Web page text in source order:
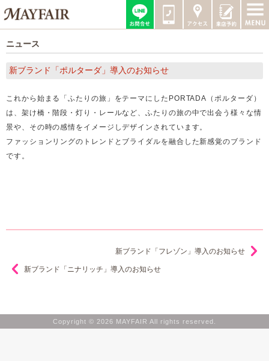
ニュース
新ブランド「ポルターダ」導入のお知らせ
これから始まる「ふたりの旅」をテーマにしたPORTADA（ポルターダ）
は、架け橋・階段・灯り・レールなど、ふたりの旅の中で出会う様々な情
景や、その時の感情をイメージしデザインされています。
ファッションリングのトレンドとブライダルを融合した新感覚のブランド
です。
新ブランド「フレゾン」導入のお知らせ
新ブランド「ニナリッチ」導入のお知らせ
Copyright © 2026 MAYFAIR All rights reserved.